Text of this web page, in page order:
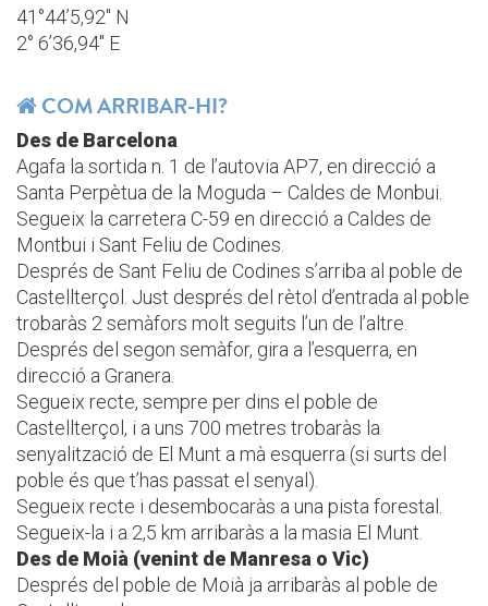
41°44’5,92″ N
2° 6’36,94″ E
COM ARRIBAR-HI?
Des de Barcelona
Agafa la sortida n. 1 de l’autovia AP7, en direcció a
Santa Perpètua de la Moguda – Caldes de Monbui.
Segueix la carretera C-59 en direcció a Caldes de
Montbui i Sant Feliu de Codines.
Després de Sant Feliu de Codines s’arriba al poble de
Castellterçol. Just després del rètol d’entrada al poble
trobaràs 2 semàfors molt seguits l’un de l’altre.
Després del segon semàfor, gira a l’esquerra, en
direcció a Granera.
Segueix recte, sempre per dins el poble de
Castellterçol, i a uns 700 metres trobaràs la
senyalització de El Munt a mà esquerra (si surts del
poble és que t’has passat el senyal).
Segueix recte i desembocaràs a una pista forestal.
Segueix-la i a 2,5 km arribaràs a la masia El Munt.
Des de Moià (venint de Manresa o Vic)
Després del poble de Moià ja arribaràs al poble de